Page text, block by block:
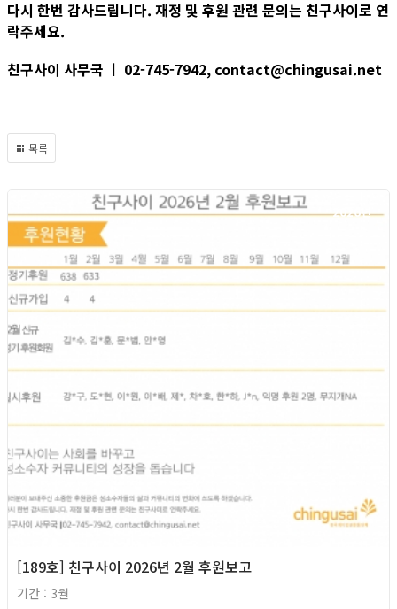
다시 한번 감사드립니다. 재정 및 후원 관련 문의는 친구사이로 연
락주세요.
친구사이 사무국 ㅣ 02-745-7942, contact@chingusai.net
목록
2026년
[189호] 친구사이 2026년 2월 후원보고
기간 : 3월